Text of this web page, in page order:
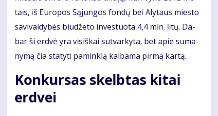
tais, iš Eu­ro­pos Są­jun­gos fon­dų bei Aly­taus mies­to
sa­vi­val­dy­bės biu­dže­to in­ves­tuo­ta 4,4 mln. li­tų. Da­
bar ši erd­vė yra vi­siš­kai su­tvar­ky­ta, bet apie su­ma­
ny­mą čia sta­ty­ti pa­min­klą kal­ba­ma pir­mą kar­tą.
Kon­kur­sas skelb­tas ki­tai
erd­vei